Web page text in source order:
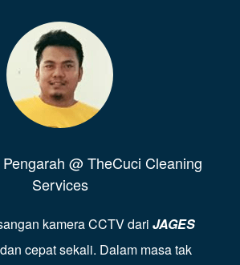
@ TheCuci Cleaning
Services
kamera CCTV dari JAGES
cepat sekali. Dalam masa tak